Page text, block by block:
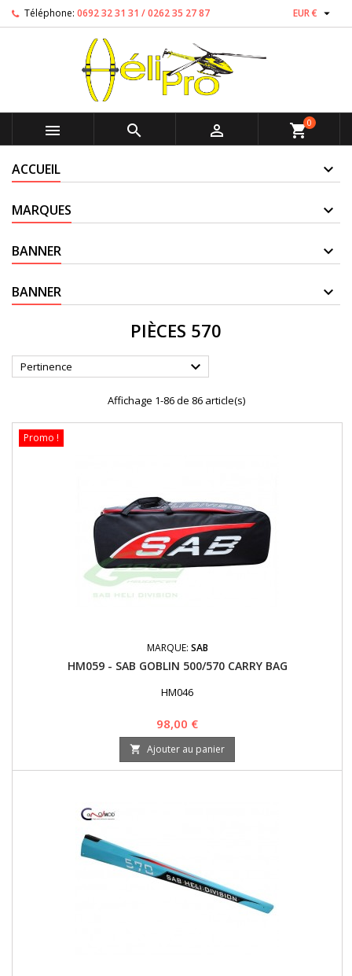
Téléphone: 0692 32 31 31 / 0262 35 27 87 EUR € 
   shopping_cart0
ACCUEIL
MARQUES
BANNER
BANNER
PIÈCES 570
Pertinence 
Affichage 1-86 de 86 article(s)
Promo !
MARQUE: SAB
HM059 - SAB GOBLIN 500/570 CARRY BAG
HM046
Prix
98,00 €
 Ajouter au panier